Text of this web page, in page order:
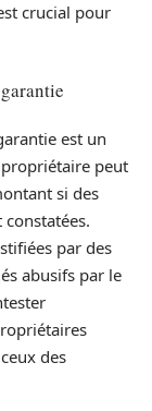
crucial pour
est un
peut
si des
par des
abusifs par le
des